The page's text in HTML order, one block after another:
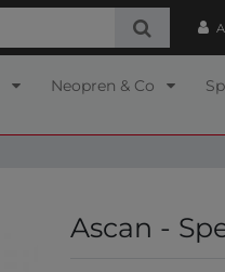
Neopren & Co
Ascan -